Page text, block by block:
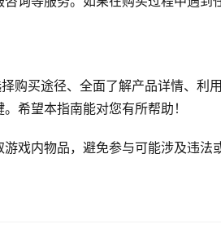
购买途径、全面了解产品详情、利
希望本指南能对您有所帮助！
戏内物品，避免参与可能涉及违法